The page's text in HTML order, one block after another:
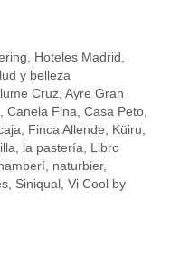
Hoteles Madrid
y belleza
Cruz ,Ayre Gran
Canela Fina Casa Peto
Finca Allende Küiru
la pastería
Libro
naturbier,
Siniqual Vi Cool by